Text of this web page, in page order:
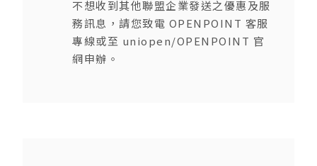
不想收到其他聯盟企業發送之優惠及服
務訊息，請您致電 OPENPOINT 客服
專線或至 uniopen/OPENPOINT 官
網申辦。